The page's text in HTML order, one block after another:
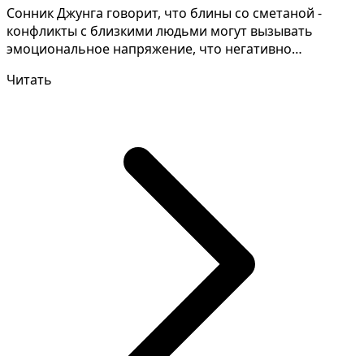
Сонник Джунга говорит, что блины со сметаной -
конфликты с близкими людьми могут вызывать
эмоциональное напряжение, что негативно
Читать